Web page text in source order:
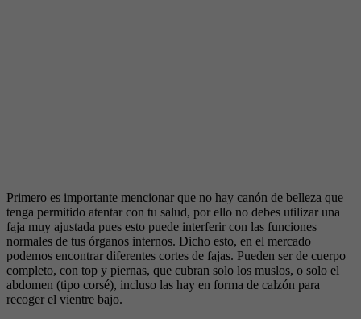
Primero es importante mencionar que no hay canón de belleza que
tenga permitido atentar con tu salud, por ello no debes utilizar una
faja muy ajustada pues esto puede interferir con las funciones
normales de tus órganos internos. Dicho esto, en el mercado
podemos encontrar diferentes cortes de fajas. Pueden ser de cuerpo
completo, con top y piernas, que cubran solo los muslos, o solo el
abdomen (tipo corsé), incluso las hay en forma de calzón para
recoger el vientre bajo.